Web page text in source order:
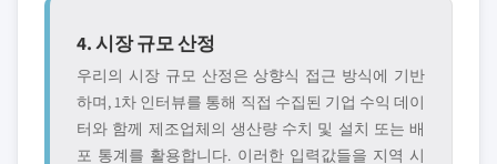
4. 시장 규모 산정
우리의 시장 규모 산정은 상향식 접근 방식에 기반
하며, 1차 인터뷰를 통해 직접 수집된 기업 수익 데이
터와 함께 제조업체의 생산량 수치 및 설치 또는 배
포 통계를 활용합니다. 이러한 입력값들을 지역 시